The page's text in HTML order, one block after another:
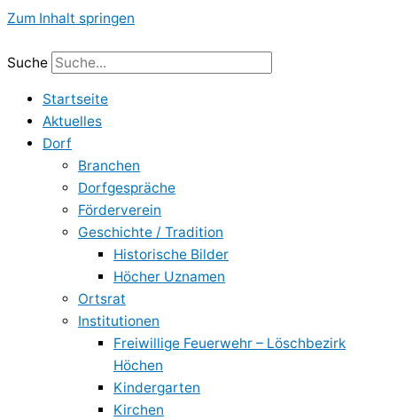
Zum Inhalt springen
Suche
Startseite
Aktuelles
Dorf
Branchen
Dorfgespräche
Förderverein
Geschichte / Tradition
Historische Bilder
Höcher Uznamen
Ortsrat
Institutionen
Freiwillige Feuerwehr – Löschbezirk
Höchen
Kindergarten
Kirchen